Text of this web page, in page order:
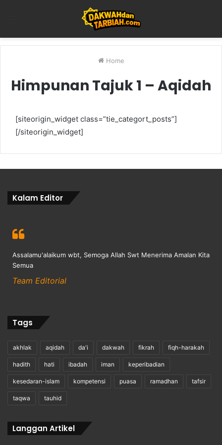
Home
Himpunan Tajuk 1 – Aqidah
[siteorigin_widget class=”tie_categort_posts”]
[/siteorigin_widget]
Kalam Editor
Assalamu'alaikum wbt, Semoga Allah Swt Menerima Amalan Kita
Semua
Team Editorial
Tags
akhlak aqidah da'i dakwah fikrah fiqh-harakah
hadith hati ibadah iman keperibadian
kesedaran-islam kompetensi puasa ramadhan tafsir
taqwa tauhid
Langgan Artikel